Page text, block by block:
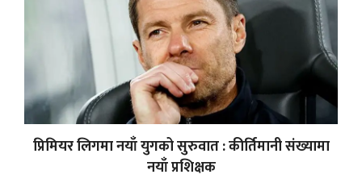
प्रिमियर लिगमा नयाँ युगको सुरुवात : कीर्तिमानी संख्यामा
नयाँ प्रशिक्षक